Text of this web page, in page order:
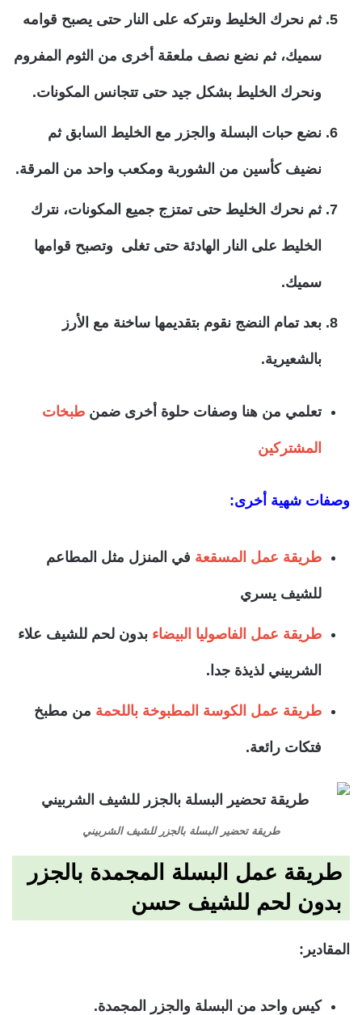
ثم نحرك الخليط ونتركه على النار حتى يصبح قوامه
سميك، ثم نضع نصف ملعقة أخرى من الثوم المفروم
ونحرك الخليط بشكل جيد حتى تتجانس المكونات.
نضع حبات البسلة والجزر مع الخليط السابق ثم
نضيف كأسين من الشوربة ومكعب واحد من المرقة.
ثم نحرك الخليط حتى تمتزج جميع المكونات، نترك
الخليط على النار الهادئة حتى تغلى وتصبح قوامها
سميك.
بعد تمام النضج نقوم بتقديمها ساخنة مع الأرز
بالشعيرية.
تعلمي من هنا وصفات حلوة أخرى ضمن طبخات
المشتركين
وصفات شهية أخرى:
طريقة عمل المسقعة في المنزل مثل المطاعم
للشيف يسري
طريقة عمل الفاصوليا البيضاء بدون لحم للشيف علاء
الشربيني لذيذة جدا.
طريقة عمل الكوسة المطبوخة باللحمة من مطبخ
فتكات رائعة.
طريقة تحضير البسلة بالجزر للشيف الشربيني
طريقة عمل البسلة المجمدة بالجزر
بدون لحم للشيف حسن
المقادير:
كيس واحد من البسلة والجزر المجمدة.